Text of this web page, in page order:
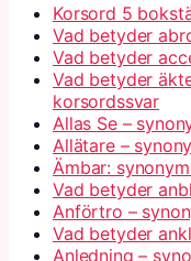
Korsord 5
Vad betyder
Vad betyder
Vad betyder
korsordssvar
Allas Se –
Allätare –
Ämbar:
Vad betyder
Anförtro –
Vad betyder
Anledning –